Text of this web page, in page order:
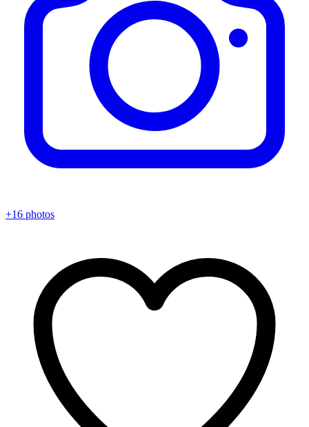
+16 photos